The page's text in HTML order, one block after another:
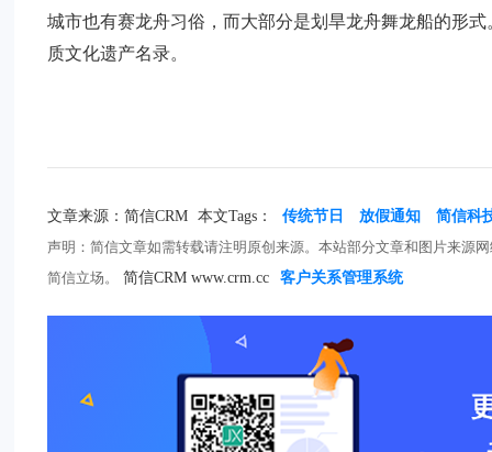
城市也有赛龙舟习俗，而大部分是划旱龙舟舞龙船的形
质文化遗产名录。
文章来源：简信CRM 本文Tags： 传统节日 放假通知
简信科
声明：简信文章如需转载请注明原创来源。本站部分文章和图片来源
简信立场。
简信CRM www.crm.cc 客户关系管理系统